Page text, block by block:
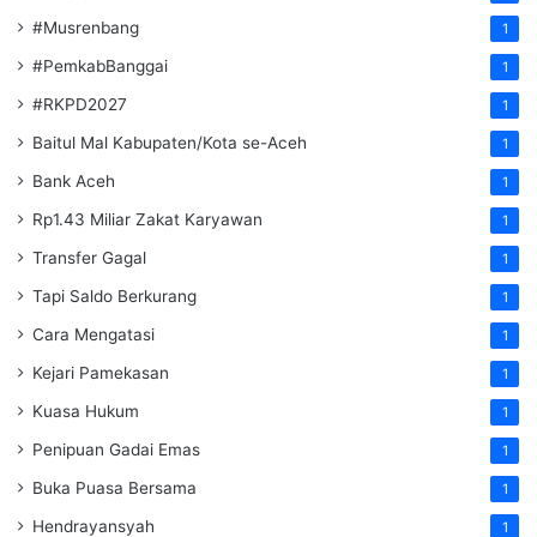
#Musrenbang 1
#PemkabBanggai 1
#RKPD2027 1
Baitul Mal Kabupaten/Kota se-Aceh 1
Bank Aceh 1
Rp1.43 Miliar Zakat Karyawan 1
Transfer Gagal 1
Tapi Saldo Berkurang 1
Cara Mengatasi 1
Kejari Pamekasan 1
Kuasa Hukum 1
Penipuan Gadai Emas 1
Buka Puasa Bersama 1
Hendrayansyah 1